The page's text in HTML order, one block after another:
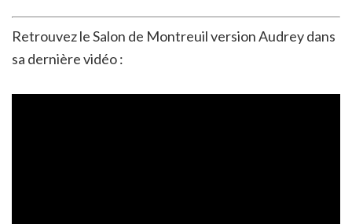
Retrouvez le Salon de Montreuil version Audrey dans
sa dernière vidéo :